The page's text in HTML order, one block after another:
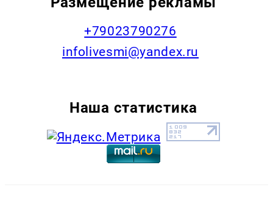
+79023790276
infolivesmi@yandex.ru
Наша статистика